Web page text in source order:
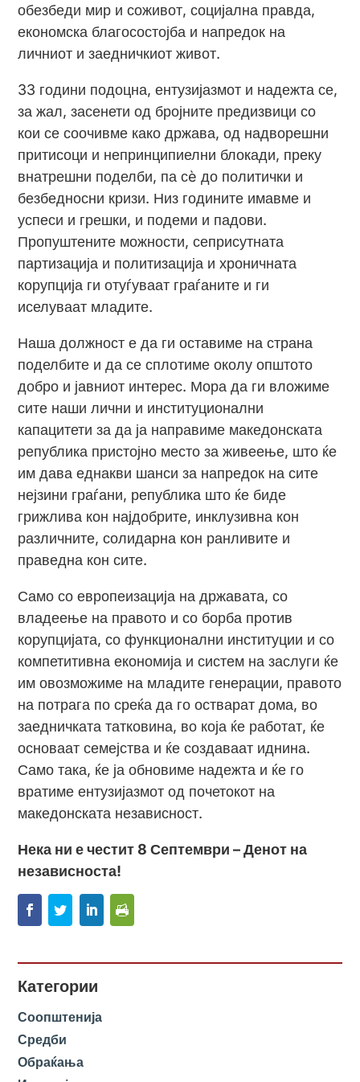
обезбеди мир и соживот, социјална правда,
економска благосостојба и напредок на
личниот и заедничкиот живот.
33 години подоцна, ентузијазмот и надежта се,
за жал, засенети од бројните предизвици со
кои се соочивме како држава, од надворешни
притисоци и непринципиелни блокади, преку
внатрешни поделби, па сè до политички и
безбедносни кризи. Низ годините имавме и
успеси и грешки, и подеми и падови.
Пропуштените можности, сеприсутната
партизација и политизација и хроничната
корупција ги отуѓуваат граѓаните и ги
иселуваат младите.
Наша должност е да ги оставиме на страна
поделбите и да се сплотиме околу општото
добро и јавниот интерес. Мора да ги вложиме
сите наши лични и институционални
капацитети за да ја направиме македонската
република пристојно место за живеење, што ќе
им дава еднакви шанси за напредок на сите
нејзини граѓани, република што ќе биде
грижлива кон најдобрите, инклузивна кон
различните, солидарна кон ранливите и
праведна кон сите.
Само со европеизација на државата, со
владеење на правото и со борба против
корупцијата, со функционални институции и со
компетитивна економија и систем на заслуги ќе
им овозможиме на младите генерации, правото
на потрага по среќа да го остварат дома, во
заедничката татковина, во која ќе работат, ќе
основаат семејства и ќе создаваат иднина.
Само така, ќе ја обновиме надежта и ќе го
вратиме ентузијазмот од почетокот на
македонската независност.
Нека ни е честит 8 Септември – Денот на
независноста!
Категории
Соопштенија
Средби
Обраќања